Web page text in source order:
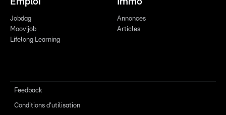
Jobdag
Moovijob
Lifelong Learning
Annonces
Articles
Feedback
Conditions d'utilisation